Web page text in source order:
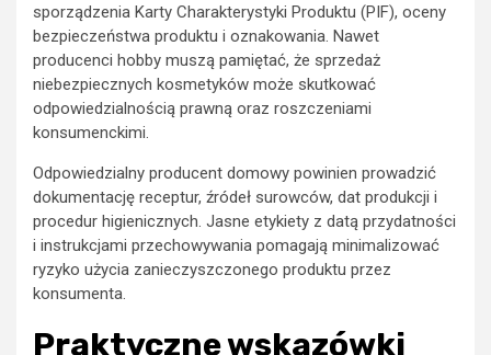
sporządzenia Karty Charakterystyki Produktu (PIF), oceny
bezpieczeństwa produktu i oznakowania. Nawet
producenci hobby muszą pamiętać, że sprzedaż
niebezpiecznych kosmetyków może skutkować
odpowiedzialnością prawną oraz roszczeniami
konsumenckimi.
Odpowiedzialny producent domowy powinien prowadzić
dokumentację receptur, źródeł surowców, dat produkcji i
procedur higienicznych. Jasne etykiety z datą przydatności
i instrukcjami przechowywania pomagają minimalizować
ryzyko użycia zanieczyszczonego produktu przez
konsumenta.
Praktyczne wskazówki